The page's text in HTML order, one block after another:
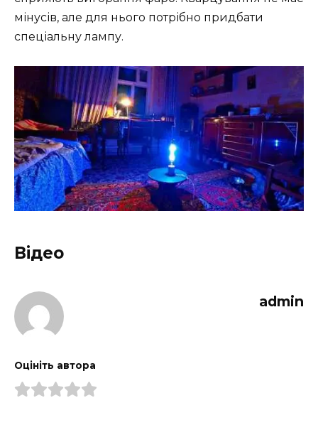
мінусів, але для нього потрібно придбати
спеціальну лампу.
Відео
admin
Оцініть автора